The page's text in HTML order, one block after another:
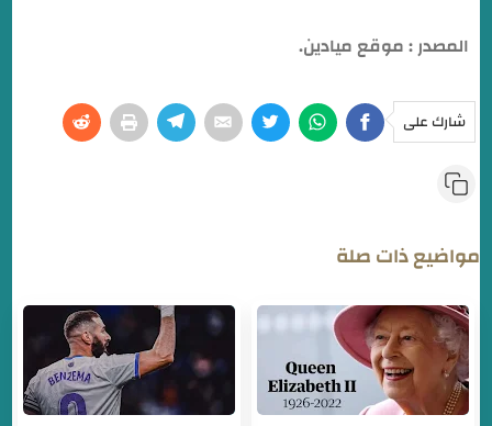
المصدر : موقع ميادين.
شارك على
مواضيع ذات صلة